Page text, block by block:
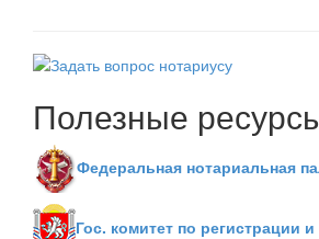
Полезные
Федеральная нотариальная
Гос. комитет по регистрации